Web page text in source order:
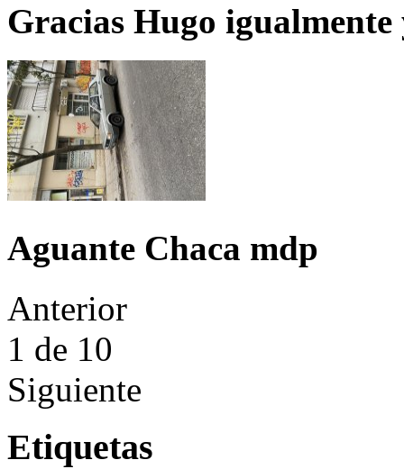
Gracias Hugo igualmente
Aguante Chaca mdp
Anterior
1 de 10
Siguiente
Etiquetas